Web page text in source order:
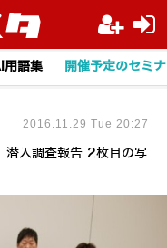
用語集 開催予定のセミ
潜入調査報告 2枚目の写
2016.11.29 Tue 20:27